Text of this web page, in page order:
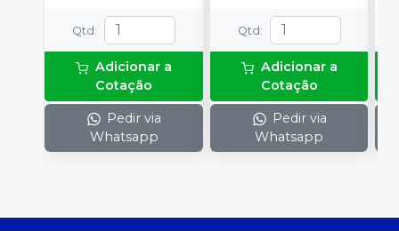
Qtd :
Adicionar a
Cotação
Pedir via
Whatsapp
Qtd :
Adicionar a
Cotação
Pedir via
Whatsapp